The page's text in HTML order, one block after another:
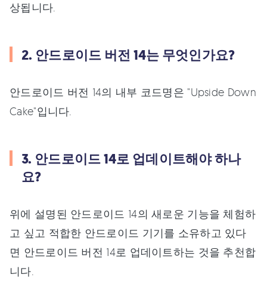
상됩니다.
2. 안드로이드 버전 14는 무엇인가요?
안드로이드 버전 14의 내부 코드명은 "Upside Down
Cake"입니다.
3. 안드로이드 14로 업데이트해야 하나
요?
위에 설명된 안드로이드 14의 새로운 기능을 체험하
고 싶고 적합한 안드로이드 기기를 소유하고 있다
면 안드로이드 버전 14로 업데이트하는 것을 추천합
니다.